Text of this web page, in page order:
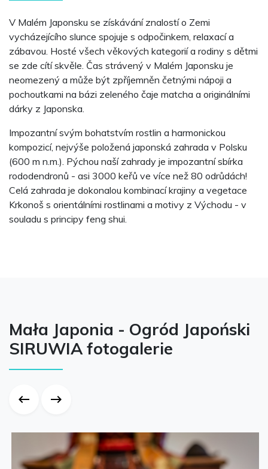
V Malém Japonsku se získávání znalostí o Zemi
vycházejícího slunce spojuje s odpočinkem, relaxací a
zábavou. Hosté všech věkových kategorií a rodiny s dětmi
se zde cítí skvěle. Čas strávený v Malém Japonsku je
neomezený a může být zpříjemněn četnými nápoji a
pochoutkami na bázi zeleného čaje matcha a originálními
dárky z Japonska.
Impozantní svým bohatstvím rostlin a harmonickou
kompozicí, nejvýše položená japonská zahrada v Polsku
(600 m n.m.). Pýchou naší zahrady je impozantní sbírka
rododendronů - asi 3000 keřů ve více než 80 odrůdách!
Celá zahrada je dokonalou kombinací krajiny a vegetace
Krkonoš s orientálními rostlinami a motivy z Východu - v
souladu s principy feng shui.
Mała Japonia - Ogród Japoński
SIRUWIA fotogalerie